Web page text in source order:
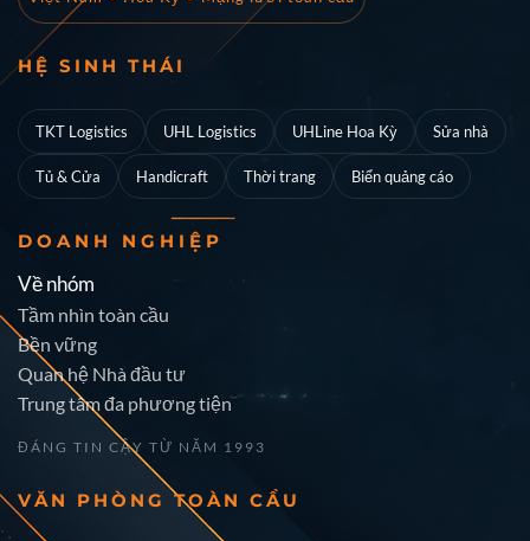
HỆ SINH THÁI
TKT Logistics UHL Logistics UHLine Hoa Kỳ Sửa nhà
Tủ & Cửa Handicraft Thời trang Biển quảng cáo
DOANH NGHIỆP
Về nhóm
Tầm nhìn toàn cầu
Bền vững
Quan hệ Nhà đầu tư
Trung tâm đa phương tiện
ĐÁNG TIN CẬY TỪ NĂM 1993
VĂN PHÒNG TOÀN CẦU